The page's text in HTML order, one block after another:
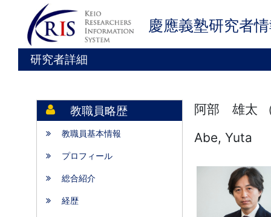
慶應義塾研究者
研究者詳細
教職員略歴
教職員基本情報
プロフィール
総合紹介
経歴
阿部 雄太
Abe, Yuta